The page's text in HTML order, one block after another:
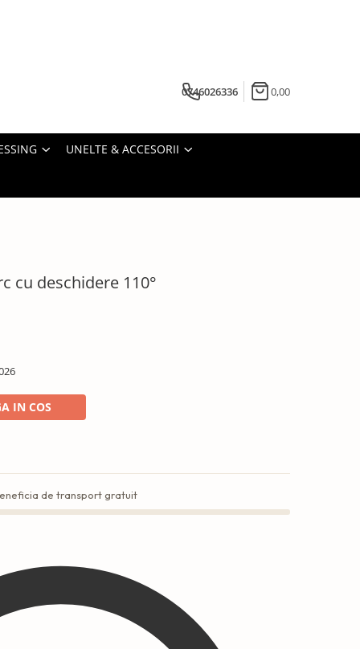
0746026336 0,00
UNELTE & ACCESORII
cu deschidere 110°
IN COS
de transport gratuit